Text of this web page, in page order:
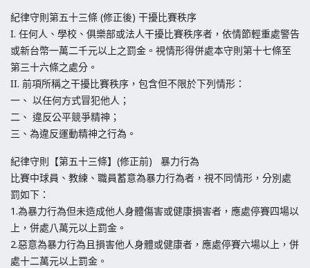
紀律守則第五十三條 (修正後) 干擾比賽秩序
I. 任何人、學校、俱樂部或法人干擾比賽秩序者，依情節輕重處警告
或新台幣一萬二千元以上之罰金。視情形得併處本守則第十七條至
第三十六條之處分。
II. 前項所稱之干擾比賽秩序，包含但不限於下列情形：
一、 以任何方式冒犯他人；
二、 違反公平競爭精神；
三、為違反運動精神之行為。
紀律守則【第五十三條】(修正前) 暴力行為
比賽中球員、教練、職員蓄意為暴力行為者，視不同情形，分別處
罰如下：
1.為暴力行為但未造成他人身體傷害或健康損害者，應處停賽四場以
上，併處八萬元以上罰金。
2.惡意為暴力行為且損害他人身體或健康者，應處停賽六場以上，併
處十二萬元以上罰金。